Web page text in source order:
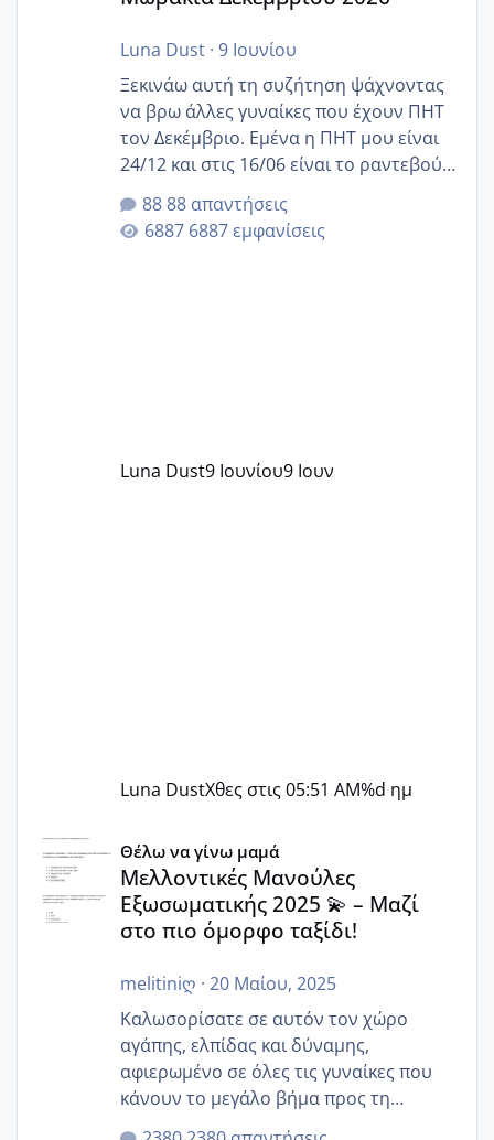
Luna Dust· 9 Ιουνίου
Ξεκινάω αυτή τη συζήτηση ψάχνοντας
να βρω άλλες γυναίκες που έχουν ΠΗΤ
τον Δεκέμβριο. Εμένα η ΠΗΤ μου είναι
24/12 και στις 16/06 είναι το ραντεβού
της αυχενικής διαφάνειας. Έχω αρκετό
άγχος και οι μέρες δεν φαίνεται να
περνάνε με τίποτα.
88 απαντήσεις
6887 εμφανίσεις
Luna Dust9 Ιουνίου9 Ιουν
Luna DustΧθες στις 05:51 AM%d ημ
Μελλοντικές Μανούλες Εξωσωματικής 2025 💫 – Μαζί
Θέλω να γίνω μαμά
Μελλοντικές Μανούλες
Εξωσωματικής 2025 💫 – Μαζί
στο πιο όμορφο ταξίδι!
melitiniღ · 20 Μαίου, 2025
Καλωσορίσατε σε αυτόν τον χώρο
αγάπης, ελπίδας και δύναμης,
αφιερωμένο σε όλες τις γυναίκες που
κάνουν το μεγάλο βήμα προς τη
μητρότητα μέσω εξωσωματικής το 2025.